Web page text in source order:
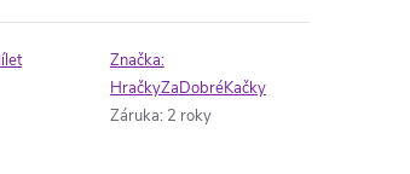
Značka:
HračkyZaDobréKačky
Záruka: 2 roky